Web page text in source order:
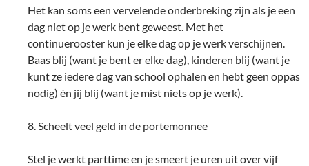
Het kan soms een vervelende onderbreking zijn als je een
dag niet op je werk bent geweest. Met het
continuerooster kun je elke dag op je werk verschijnen.
Baas blij (want je bent er elke dag), kinderen blij (want je
kunt ze iedere dag van school ophalen en hebt geen oppas
nodig) én jij blij (want je mist niets op je werk).
8. Scheelt veel geld in de portemonnee
Stel je werkt parttime en je smeert je uren uit over vijf